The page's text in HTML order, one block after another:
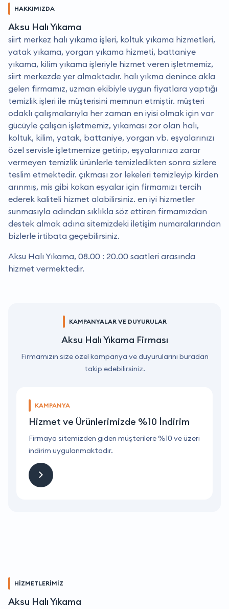
HAKKIMIZDA
Aksu Halı Yıkama
siirt merkez halı yıkama işleri, koltuk yıkama hizmetleri,
yatak yıkama, yorgan yıkama hizmeti, battaniye
yıkama, kilim yıkama işleriyle hizmet veren işletmemiz,
siirt merkezde yer almaktadır. halı yıkma denince akla
gelen firmamız, uzman ekibiyle uygun fiyatlara yaptığı
temizlik işleri ile müşterisini memnun etmiştir. müşteri
odaklı çalışmalarıyla her zaman en iyisi olmak için var
gücüyle çalışan işletmemiz, yıkaması zor olan halı,
koltuk, kilim, yatak, battaniye, yorgan vb. eşyalarınızı
özel servisle işletmemize getirip, eşyalarınıza zarar
vermeyen temizlik ürünlerle temizledikten sonra sizlere
teslim etmektedir. çıkması zor lekeleri temizleyip kirden
arınmış, mis gibi kokan eşyalar için firmamızı tercih
ederek kaliteli hizmet alabilirsiniz. en iyi hizmetler
sunmasıyla adından sıklıkla söz ettiren firmamızdan
destek almak adına sitemizdeki iletişim numaralarından
bizlerle irtibata geçebilirsiniz.
Aksu Halı Yıkama, 08.00 : 20.00 saatleri arasında
hizmet vermektedir.
KAMPANYALAR VE DUYURULAR
Aksu Halı Yıkama Firması
Firmamızın size özel kampanya ve duyurularını buradan
takip edebilirsiniz.
KAMPANYA
Hizmet ve Ürünlerimizde %10 İndirim
Firmaya sitemizden giden müşterilere %10 ve üzeri
indirim uygulanmaktadır.
HİZMETLERİMİZ
Aksu Halı Yıkama